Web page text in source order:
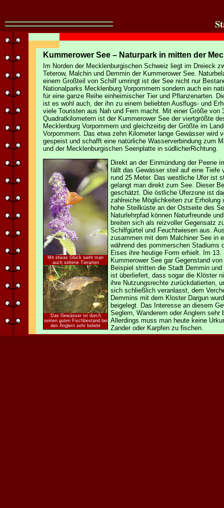
Kummerower See – Naturpark in mitten der
Im Norden der Mecklenburgischen Schweiz liegt im Dreieck
Teterow, Malchin und Demmin der Kummerower See.
einem Großteil von Schilf umringt ist der See nicht nur
Nationalparks Mecklenburg Vorpommern sondern auch ein
für eine ganze Reihe einheimischer Tier und Pflanzenarten.
ist es wohl auch, der ihn zu einem beliebten Ausflugs- und
viele Touristen aus Nah und Fern macht. Mit einer Größe von
Quadratkilometern ist der Kummerower See der viertgrößte
Mecklenburg Vorpommern und gleichzeitig der Größte im
Vorpommern. Das etwa zehn Kilometer lange Gewässer wird
gespeist und schafft eine natürliche Wasserverbindung zum
und der Mecklenburgischen Seenplatte in südlicherRichtung.
Mit etwas Glück sieht man
auch seltene Tierarten
Das Gewässer ist durch
seinen guten Fischbestand bei
den Anglern sehr beliebt
Direkt an der Einmündung der Peene
fällt das Gewässer steil auf eine Tiefe
rund 25 Meter. Das westliche Ufer ist
gelangt man direkt zum See. Dieser
geschätzt. Die östliche Uferzone ist
zahlreiche Möglichkeiten zur
hohe Steilküste an der Ostseite des
Naturlehrpfad können Naturfreunde
breiten sich als reizvoller Gegensatz
Schilfgürtel und Feuchtwiesen aus.
zusammen mit dem Malchiner See in
während des pommerschen Stadiums
Eises ihre heutige Form erhielt. Im
Kummerower See gar Gegenstand
Beispiel stritten die Stadt Demmin
ist überliefert, dass sogar die Klöster
ihre Nutzungsrechte zurückdatierten,
sich schließlich veranlasst, dem
Demmins mit dem Kloster Dargun
beigelegt. Das Interesse an diesem
Seglern, Wanderern oder Anglern
Allerdings muss man heute keine
Zander oder Karpfen zu fischen.